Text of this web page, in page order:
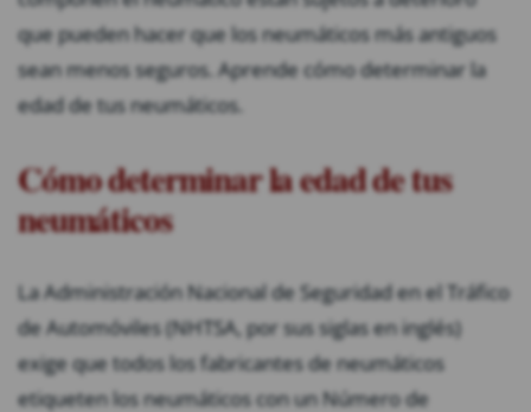
que pueden hacer que los neumáticos más antiguos
sean menos seguros. Aprende cómo determinar la
edad de tus neumáticos.
Cómo determinar la edad de tus
neumáticos
La Administración Nacional de Seguridad en el Tráfico
de Automóviles (NHTSA, por sus siglas en inglés)
exige que todos los fabricantes de neumáticos
etiqueten los neumáticos con un Número de